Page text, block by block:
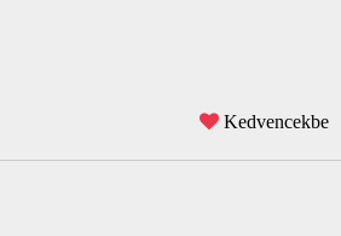
Kedvencekbe